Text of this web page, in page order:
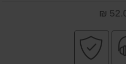
שירות
מקצועי